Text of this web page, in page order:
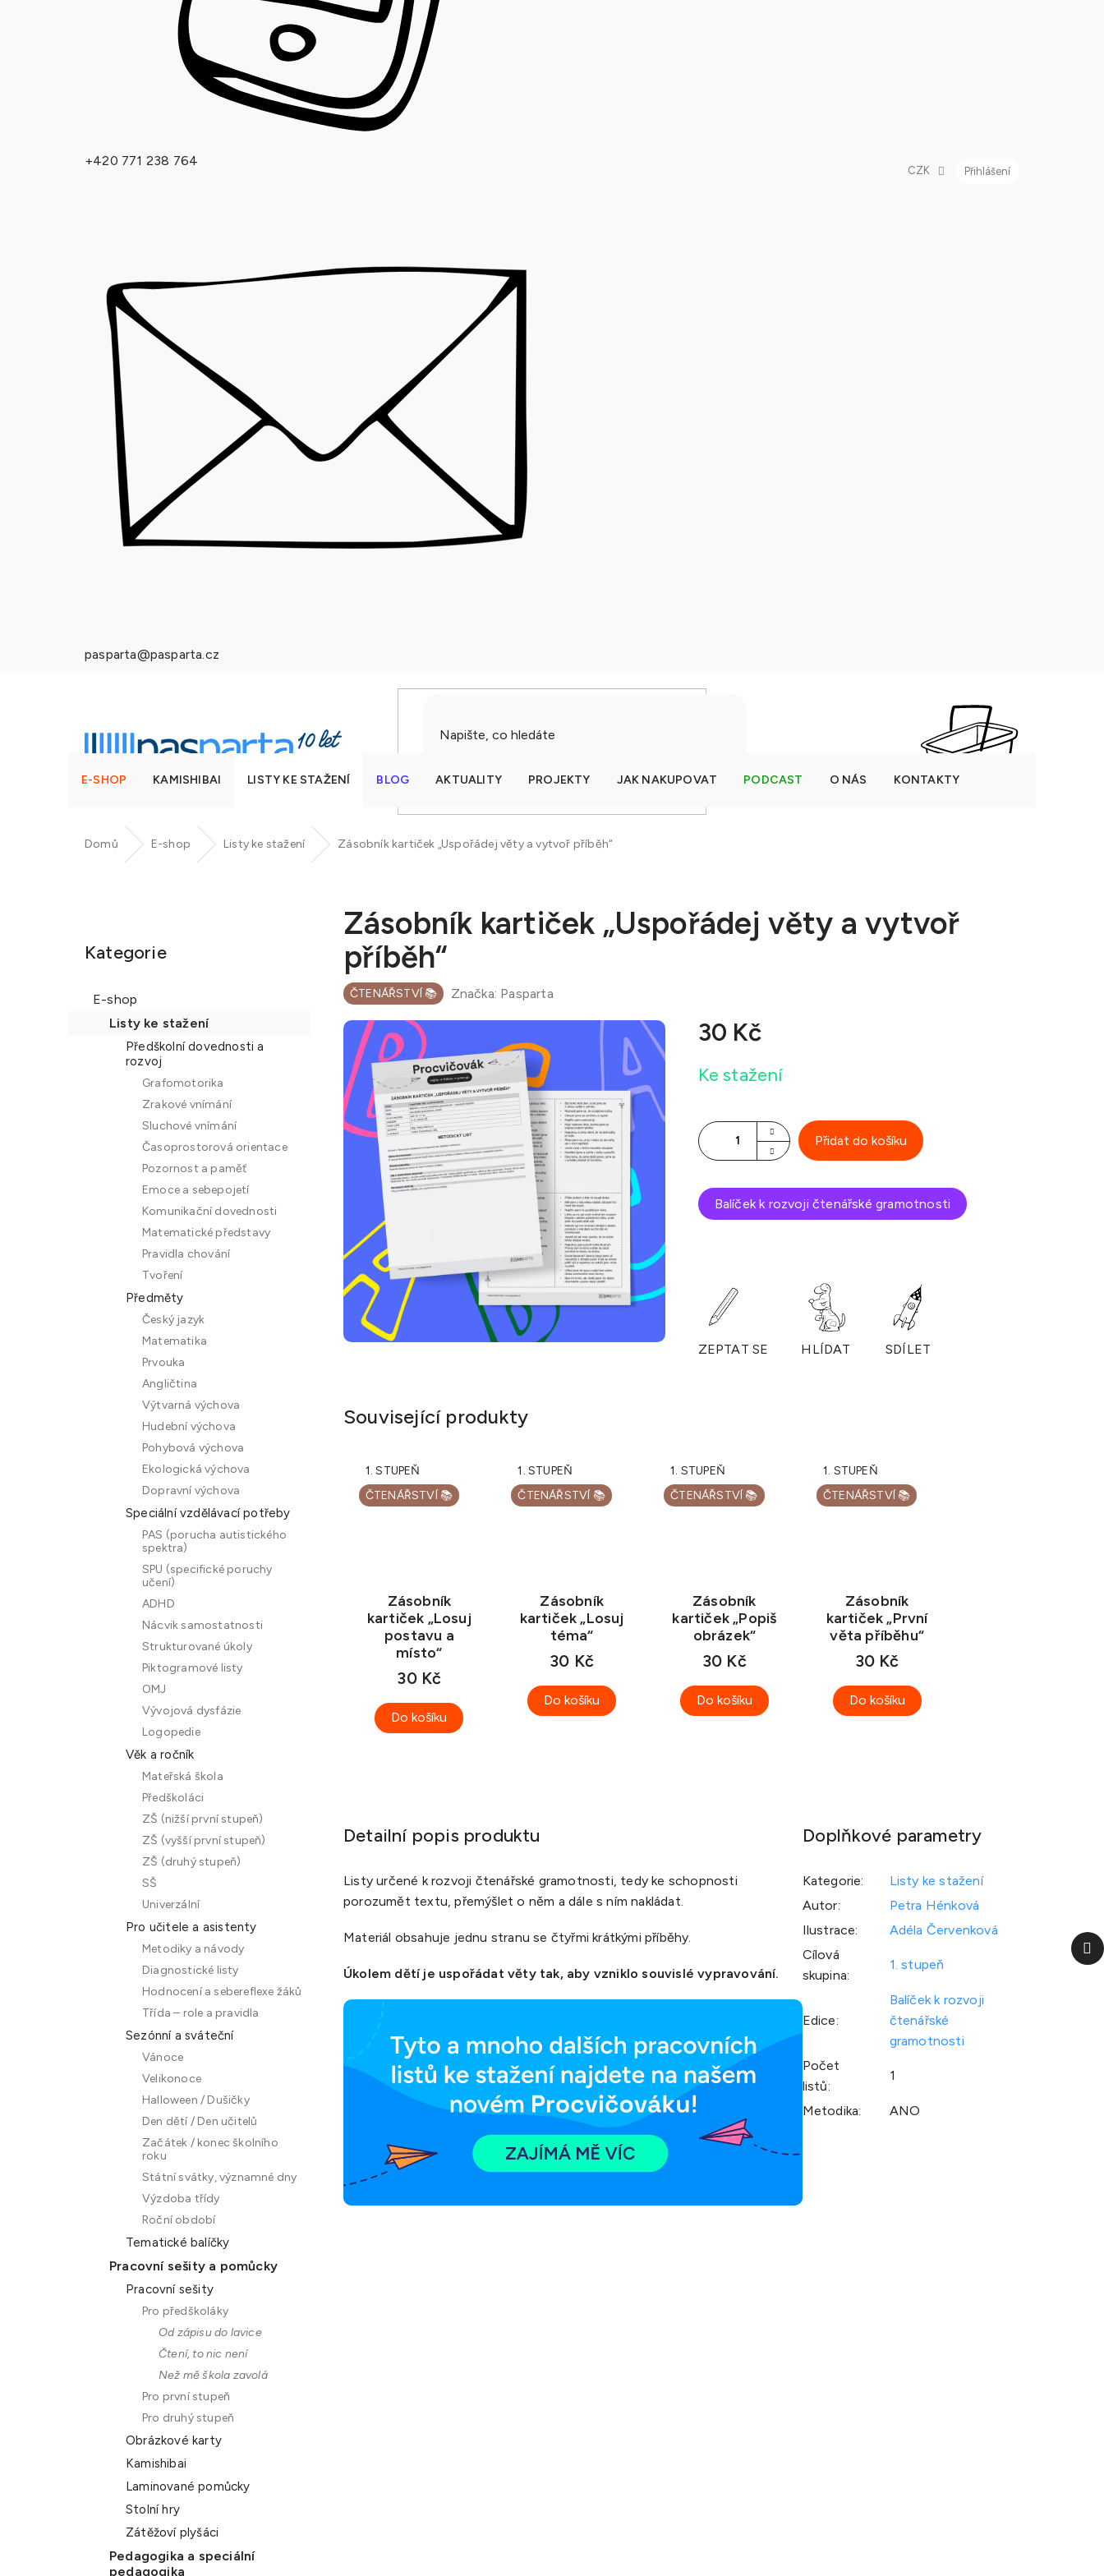
+420 771 238 764
pasparta@pasparta.cz
CZK Přihlášení
E-SHOP KAMISHIBAI LISTY KE STAŽENÍ BLOG AKTUALITY PROJEKTY JAK NAKUPOVAT PODCAST O NÁS KONTAKTY
Domů E-shop Listy ke stažení Zásobník kartiček „Uspořádej věty a vytvoř příběh“
Kategorie
E-shop
Listy ke stažení
Předškolní dovednosti a
rozvoj
Grafomotorika
Zrakové vnímání
Sluchové vnímání
Časoprostorová orientace
Pozornost a paměť
Emoce a sebepojetí
Komunikační dovednosti
Matematické představy
Pravidla chování
Tvoření
Předměty
Český jazyk
Matematika
Prvouka
Angličtina
Výtvarná výchova
Hudební výchova
Pohybová výchova
Ekologická výchova
Dopravní výchova
Speciální vzdělávací potřeby
PAS (porucha autistického
spektra)
SPU (specifické poruchy
učení)
ADHD
Nácvik samostatnosti
Strukturované úkoly
Piktogramové listy
OMJ
Vývojová dysfázie
Logopedie
Věk a ročník
Mateřská škola
Předškoláci
ZŠ (nižší první stupeň)
ZŠ (vyšší první stupeň)
ZŠ (druhý stupeň)
SŠ
Univerzální
Pro učitele a asistenty
Metodiky a návody
Diagnostické listy
Hodnocení a sebereflexe žáků
Třída – role a pravidla
Sezónní a sváteční
Vánoce
Velikonoce
Halloween / Dušičky
Den dětí / Den učitelů
Začátek / konec školního
roku
Státní svátky, významné dny
Výzdoba třídy
Roční období
Tematické balíčky
Pracovní sešity a pomůcky
Pracovní sešity
Pro předškoláky
Od zápisu do lavice
Čtení, to nic není
Než mě škola zavolá
Pro první stupeň
Pro druhý stupeň
Obrázkové karty
Kamishibai
Laminované pomůcky
Stolní hry
Zátěžoví plyšáci
Pedagogika a speciální
pedagogika
Zásobník kartiček „Uspořádej věty a vytvoř
příběh“
ČTENÁŘSTVÍ 📚 Značka: Pasparta
30 Kč
cena:
Ke stažení
Přidat do košíku
Balíček k rozvoji čtenářské gramotnosti
ZEPTAT SE HLÍDAT SDÍLET
Související produkty
1. STUPEŇ
ČTENÁŘSTVÍ 📚
Zásobník
kartiček „Losuj
postavu a
místo“
30 Kč
Do košíku
1. STUPEŇ
ČTENÁŘSTVÍ 📚
Zásobník
kartiček „Losuj
téma“
30 Kč
Do košíku
1. STUPEŇ
ČTENÁŘSTVÍ 📚
Zásobník
kartiček „Popiš
obrázek“
30 Kč
Do košíku
1. STUPEŇ
ČTENÁŘSTVÍ 📚
Zásobník
kartiček „První
věta příběhu“
30 Kč
Do košíku
Detailní popis produktu
Listy určené k rozvoji čtenářské gramotnosti, tedy ke schopnosti
porozumět textu, přemýšlet o něm a dále s ním nakládat.
Materiál obsahuje jednu stranu se čtyřmi krátkými příběhy.
Úkolem dětí je uspořádat věty tak, aby vzniklo souvislé vypravování.
Doplňkové parametry
Kategorie:
Listy ke stažení
Autor:
Petra Hénková
Ilustrace:
Adéla Červenková
Cílová
skupina:
1. stupeň
Edice:
Balíček k rozvoji
čtenářské
gramotnosti
Počet
listů:
1
Metodika: ANO